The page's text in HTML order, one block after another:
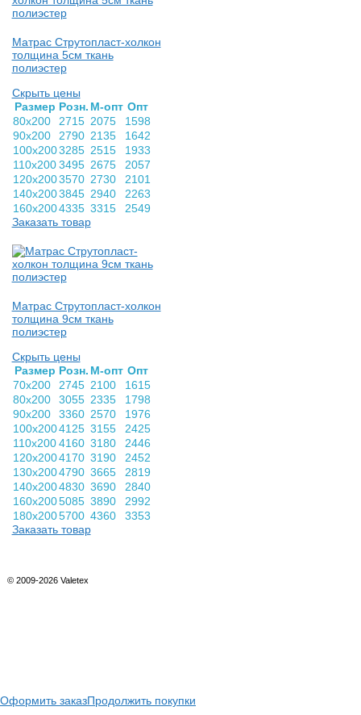
Матрас Струтопласт-холкон
толщина 5см ткань
полиэстер
Скрыть цены
Раз­мер Розн. М-опт Опт
80х200
2715 2075
1598
90х200
2790 2135
1642
100х2003285 2515
1933
110х200 3495 2675
2057
120х2003570 2730
2101
140х2003845 2940
2263
160х2004335 3315
2549
Заказать товар
Матрас Струтопласт-холкон
толщина 9см ткань
полиэстер
Скрыть цены
Раз­мер Розн. М-опт Опт
70х200
2745 2100
1615
80х200
3055 2335
1798
90х200
3360 2570
1976
100х2004125 3155
2425
110х200 4160 3180
2446
120х2004170 3190
2452
130х2004790 3665
2819
140х2004830 3690
2840
160х2005085 3890
2992
180х2005700 4360
3353
Заказать товар
© 2009-2026 Valetex
Оформить заказПродолжить покупки